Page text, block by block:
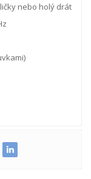
nebo holý drát